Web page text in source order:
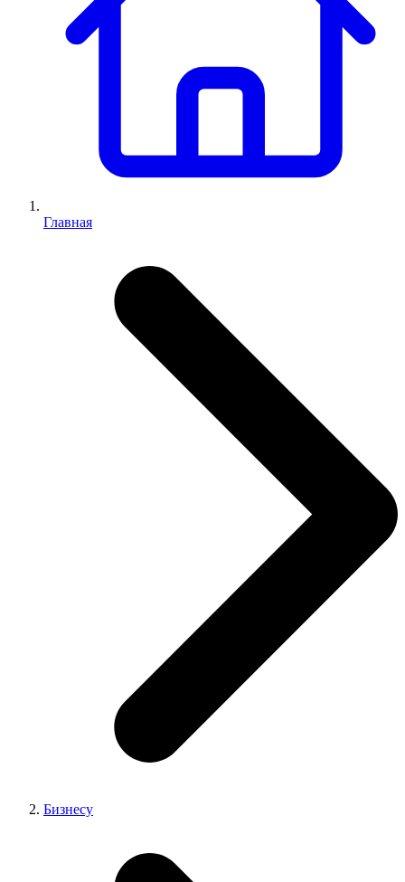
Главная
Бизнесу